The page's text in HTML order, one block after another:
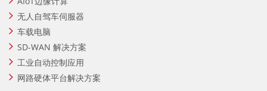
无人自驾车伺服器
车载电脑
SD-WAN 解决方案
工业自动控制应用
网路硬体平台解决方案